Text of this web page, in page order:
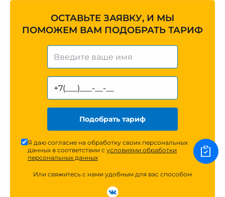
ОСТАВЬТЕ ЗАЯВКУ, И МЫ
ПОМОЖЕМ ВАМ ПОДОБРАТЬ ТАРИФ
Подобрать тариф
Я даю согласие на обработку своих персональных
данных в соответствии с условиями обработки
персональных данных
Или свяжитесь с нами удобным для вас способом